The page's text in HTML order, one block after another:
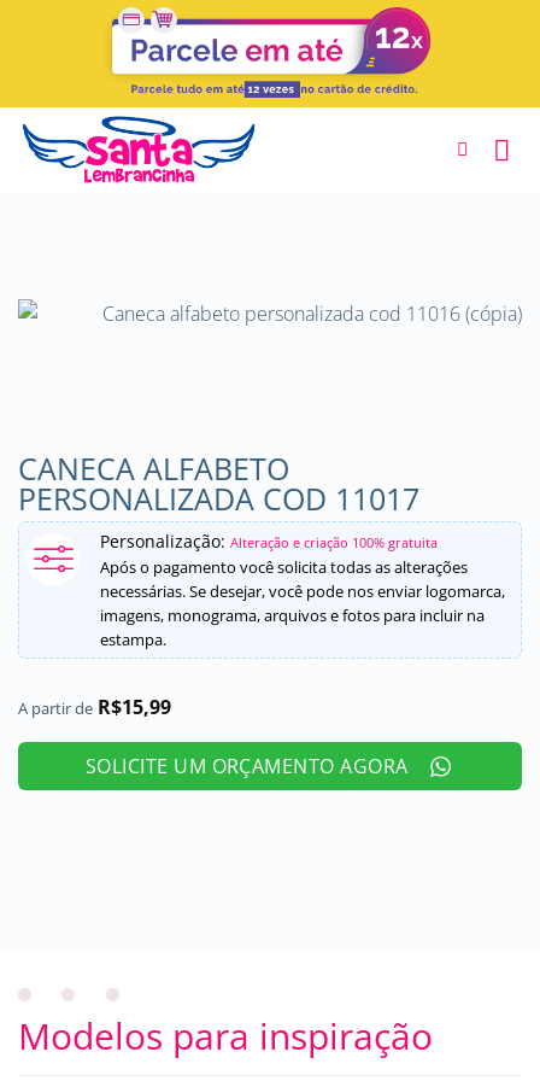
CANECA ALFABETO
PERSONALIZADA COD 11017
Personalização: Alteração e criação 100% gratuita
Após o pagamento você solicita todas as alterações
necessárias. Se desejar, você pode nos enviar logomarca,
imagens, monograma, arquivos e fotos para incluir na
estampa.
A partir de R$15,99
SOLICITE UM ORÇAMENTO AGORA
Modelos para inspiração